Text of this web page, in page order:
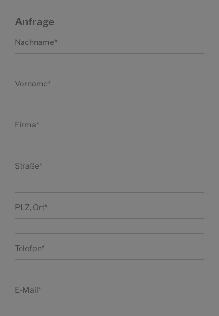
Anfrage
Nachname*
Vorname*
Firma*
Straße*
PLZ, Ort*
Telefon*
E-Mail*